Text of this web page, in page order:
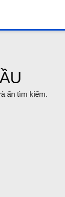
ấn tìm kiếm.